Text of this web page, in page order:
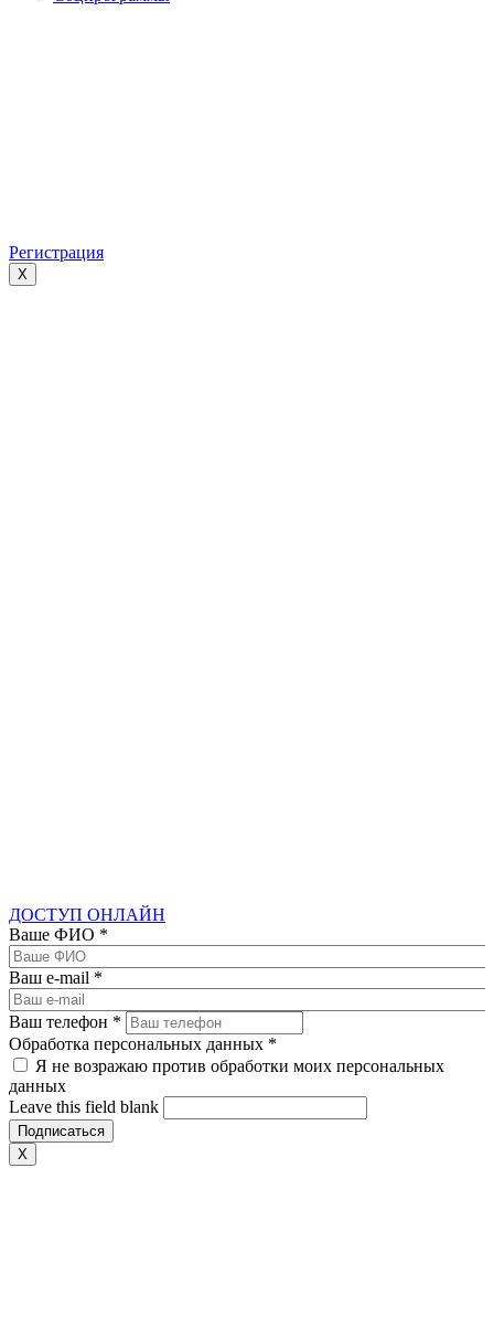
Регистрация
X
ДОСТУП ОНЛАЙН
Ваше ФИО *
Ваш e-mail *
Ваш телефон *
Обработка персональных данных *
Я не возражаю против обработки моих персональных
данных
Leave this field blank
X